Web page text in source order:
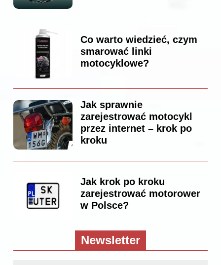
Co warto wiedzieć, czym
smarować linki
motocyklowe?
Jak sprawnie
zarejestrować motocykl
przez internet – krok po
kroku
Jak krok po kroku
zarejestrować motorower
w Polsce?
Newsletter